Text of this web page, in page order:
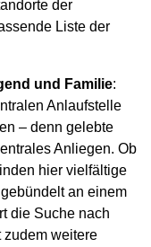
der
Liste der
und Familie:
Anlaufstelle
– denn gelebte
Anliegen. Ob
hier vielfältige
an einem
die Suche nach
zudem weitere